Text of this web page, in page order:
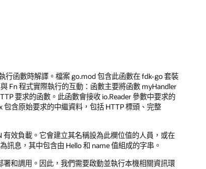
行函數時解譯。檔案 go.mod 包含此函數在 fdk-go 套裝
Fn 程式實際執行的互動：函數主要將函數 myHandler
要求的函數。此函數會接收 io.Reader 參數中要求的
含原始要求的中繼資料，包括 HTTP 標頭、完整
效負載。它會建立其名稱設為此欄位值的人員，或在
訊息，其中包含由 Hello 和 name 值組成的字串。
和調用。因此，我們需要啟動並執行本機相關資訊環